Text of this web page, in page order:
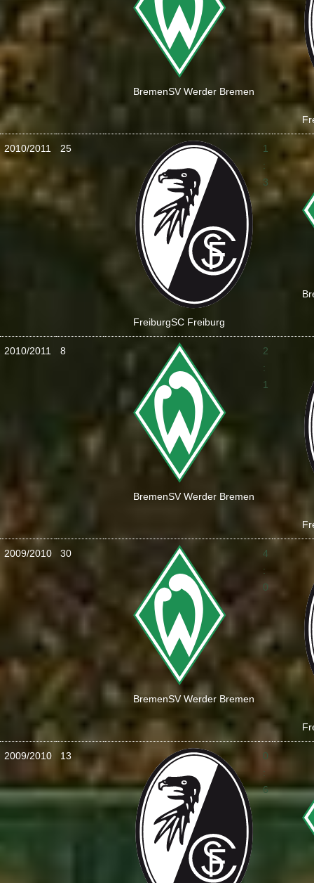
BremenSV Werder Bremen
2010/2011 25
FreiburgSC Freiburg
1
:
3
2010/2011 8
BremenSV Werder Bremen
2
:
1
2009/2010 30
BremenSV Werder Bremen
4
:
0
2009/2010 13
0
:
6